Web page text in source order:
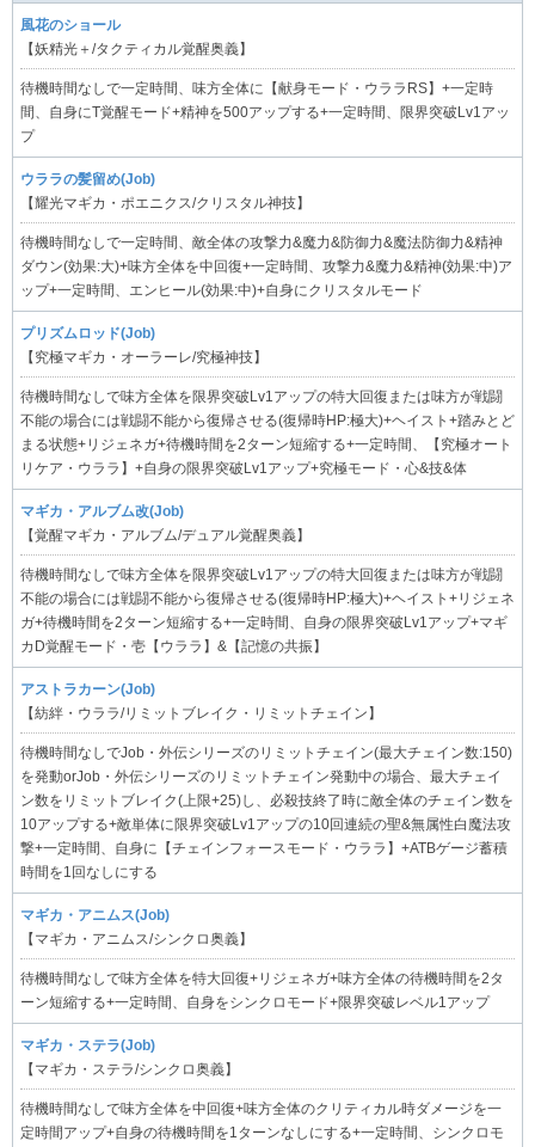
風花のショール
【妖精光＋/タクティカル覚醒奥義】
待機時間なしで一定時間、味方全体に【献身モード・ウララRS】+一定時
間、自身にT覚醒モード+精神を500アップする+一定時間、限界突破Lv1アッ
プ
ウララの髪留め(Job)
【耀光マギカ・ポエニクス/クリスタル神技】
待機時間なしで一定時間、敵全体の攻撃力&魔力&防御力&魔法防御力&精神
ダウン(効果:大)+味方全体を中回復+一定時間、攻撃力&魔力&精神(効果:中)ア
ップ+一定時間、エンヒール(効果:中)+自身にクリスタルモード
プリズムロッド(Job)
【究極マギカ・オーラーレ/究極神技】
待機時間なしで味方全体を限界突破Lv1アップの特大回復または味方が戦闘
不能の場合には戦闘不能から復帰させる(復帰時HP:極大)+ヘイスト+踏みとど
まる状態+リジェネガ+待機時間を2ターン短縮する+一定時間、【究極オート
リケア・ウララ】+自身の限界突破Lv1アップ+究極モード・心&技&体
マギカ・アルブム改(Job)
【覚醒マギカ・アルブム/デュアル覚醒奥義】
待機時間なしで味方全体を限界突破Lv1アップの特大回復または味方が戦闘
不能の場合には戦闘不能から復帰させる(復帰時HP:極大)+ヘイスト+リジェネ
ガ+待機時間を2ターン短縮する+一定時間、自身の限界突破Lv1アップ+マギ
カD覚醒モード・壱【ウララ】&【記憶の共振】
アストラカーン(Job)
【紡絆・ウララ/リミットブレイク・リミットチェイン】
待機時間なしでJob・外伝シリーズのリミットチェイン(最大チェイン数:150)
を発動orJob・外伝シリーズのリミットチェイン発動中の場合、最大チェイ
ン数をリミットブレイク(上限+25)し、必殺技終了時に敵全体のチェイン数を
10アップする+敵単体に限界突破Lv1アップの10回連続の聖&無属性白魔法攻
撃+一定時間、自身に【チェインフォースモード・ウララ】+ATBゲージ蓄積
時間を1回なしにする
マギカ・アニムス(Job)
【マギカ・アニムス/シンクロ奥義】
待機時間なしで味方全体を特大回復+リジェネガ+味方全体の待機時間を2タ
ーン短縮する+一定時間、自身をシンクロモード+限界突破レベル1アップ
マギカ・ステラ(Job)
【マギカ・ステラ/シンクロ奥義】
待機時間なしで味方全体を中回復+味方全体のクリティカル時ダメージを一
定時間アップ+自身の待機時間を1ターンなしにする+一定時間、シンクロモ